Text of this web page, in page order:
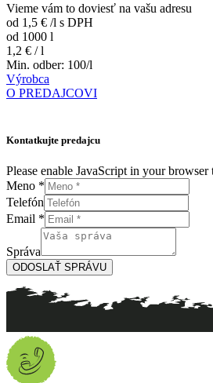
Vieme vám to doviesť na vašu adresu
od 1,5 € /l s DPH
od 1000 l
1,2 € / l
Min. odber: 100/l
Výrobca
O PREDAJCOVI
Kontatkujte predajcu
Please enable JavaScript in your
Meno *
Telefón
Správa
Správa
Email *
Telefón
Meno
Správa
ODOSLAŤ SPRÁVU